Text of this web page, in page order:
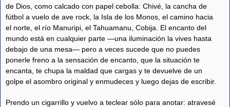
de Dios, como calcado con papel cebolla: Chivé, la cancha de
fútbol a vuelo de ave rock, la Isla de los Monos, el camino hacia
el norte, el río Manuripi, el Tahuamanu, Cobija. El encanto del
mundo está en cualquier parte —una iluminación la vives hasta
debajo de una mesa— pero a veces sucede que no puedes
ponerle freno a la sensación de encanto, que la situación te
encanta, te chupa la maldad que cargas y te devuelve de un
golpe el asombro original y enmudeces y luego dejas de escribir.
Prendo un cigarrillo y vuelvo a teclear sólo para anotar: atravesé